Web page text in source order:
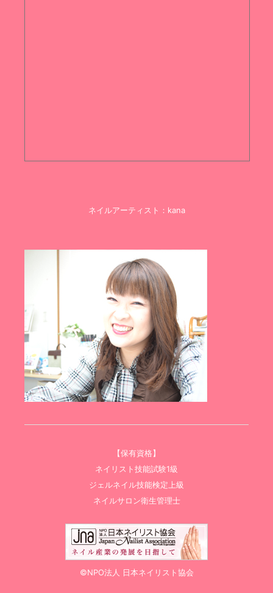
ネイルアーティスト：kana
【保有資格】
ネイリスト技能試験1級
ジェルネイル技能検定上級
ネイルサロン衛生管理士
©NPO法人 日本ネイリスト協会